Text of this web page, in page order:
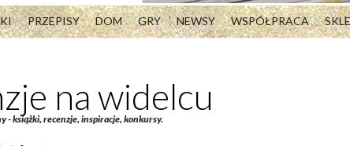
PRZEPISY DOM GRY NEWSY WSPÓŁPRACA
na widelcu
- książki, recenzje, inspiracje, konkursy.